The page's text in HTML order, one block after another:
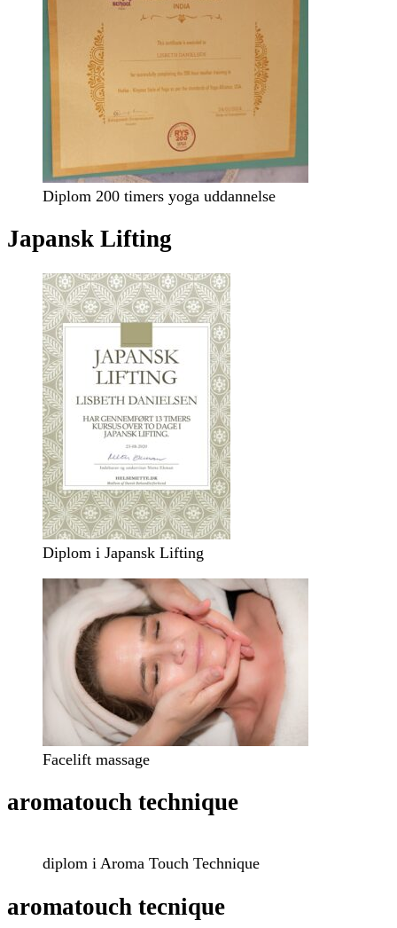
Diplom 200 timers yoga uddannelse
Japansk Lifting
Diplom i Japansk Lifting
Facelift massage
aromatouch technique
diplom i Aroma Touch Technique
aromatouch tecnique